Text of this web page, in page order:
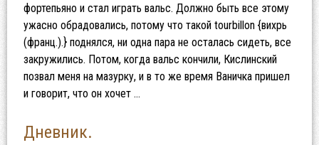
фортепьяно и стал играть вальс. Должно быть все этому
ужасно обрадовались, потому что такой tourbillon {вихрь
(франц.).} поднялся, ни одна пара не осталась сидеть, все
закружились. Потом, когда вальс кончили, Кислинский
позвал меня на мазурку, и в то же время Ваничка пришел
и говорит, что он хочет …
Дневник.